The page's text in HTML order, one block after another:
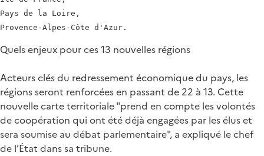
Pays de la Loire,
Quels enjeux pour ces 13 nouvelles régions
Acteurs clés du redressement économique du pays, les
régions seront renforcées en passant de 22 à 13. Cette
nouvelle carte territoriale "prend en compte les volontés
de coopération qui ont été déjà engagées par les élus et
sera soumise au débat parlementaire", a expliqué le chef
de l’État dans sa tribune.